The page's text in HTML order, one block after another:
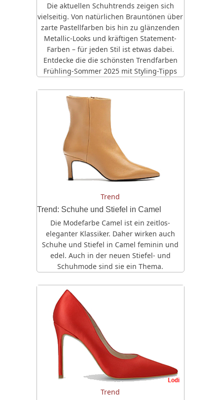
Die aktuellen Schuhtrends zeigen sich
vielseitig. Von natürlichen Brauntönen über
zarte Pastellfarben bis hin zu glänzenden
Metallic-Looks und kräftigen Statement-
Farben – für jeden Stil ist etwas dabei.
Entdecke die die schönsten Trendfarben
Frühling-Sommer 2025 mit Styling-Tipps
Trend
Trend: Schuhe und Stiefel in Camel
Die Modefarbe Camel ist ein zeitlos-
eleganter Klassiker. Daher wirken auch
Schuhe und Stiefel in Camel feminin und
edel. Auch in der neuen Stiefel- und
Schuhmode sind sie ein Thema.
Trend